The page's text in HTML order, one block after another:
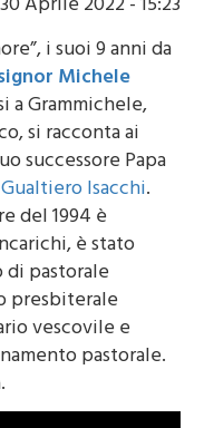
i suoi 9 anni da
Michele
Grammichele,
si racconta ai
Papa
Isacchi.
del 1994 è
è stato
pastorale
vescovile e
pastorale.